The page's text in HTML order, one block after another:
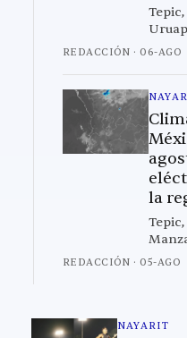
REDACCIÓN · 06-AGO
la
REDACCIÓN · 05-AGO
NAYARIT